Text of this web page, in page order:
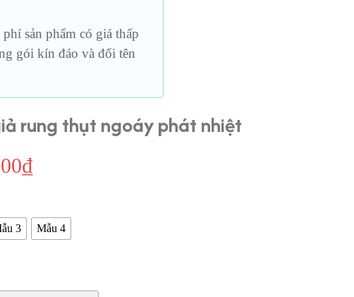
sản phẩm có giá thấp
gói kín đáo và đổi tên
rung thụt ngoáy phát nhiệt
₫Giá
tại
là:
3 Mẫu 4